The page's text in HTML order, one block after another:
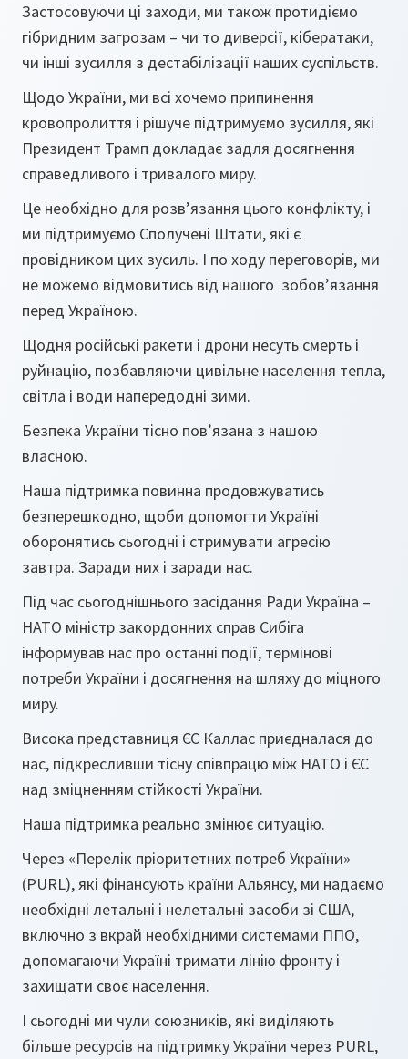
Застосовуючи ці заходи, ми також протидіємо
гібридним загрозам – чи то диверсії, кібератаки,
чи інші зусилля з дестабілізації наших суспільств.
Щодо України, ми всі хочемо припинення
кровопролиття і рішуче підтримуємо зусилля, які
Президент Трамп докладає задля досягнення
справедливого і тривалого миру.
Це необхідно для розв’язання цього конфлікту, і
ми підтримуємо Сполучені Штати, які є
провідником цих зусиль. І по ходу переговорів, ми
не можемо відмовитись від нашого зобов’язання
перед Україною.
Щодня російські ракети і дрони несуть смерть і
руйнацію, позбавляючи цивільне населення тепла,
світла і води напередодні зими.
Безпека України тісно пов’язана з нашою
власною.
Наша підтримка повинна продовжуватись
безперешкодно, щоби допомогти Україні
оборонятись сьогодні і стримувати агресію
завтра. Заради них і заради нас.
Під час сьогоднішнього засідання Ради Україна –
НАТО міністр закордонних справ Сибіга
інформував нас про останні події, термінові
потреби України і досягнення на шляху до міцного
миру.
Висока представниця ЄС Каллас приєдналася до
нас, підкресливши тісну співпрацю між НАТО і ЄС
над зміцненням стійкості України.
Наша підтримка реально змінює ситуацію.
Через «Перелік пріоритетних потреб України»
(PURL), які фінансують країни Альянсу, ми надаємо
необхідні летальні і нелетальні засоби зі США,
включно з вкрай необхідними системами ППО,
допомагаючи Україні тримати лінію фронту і
захищати своє населення.
І сьогодні ми чули союзників, які виділяють
більше ресурсів на підтримку України через PURL,